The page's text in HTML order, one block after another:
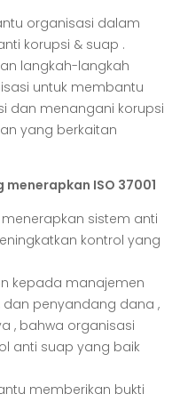
organisasi dalam
korupsi & suap .
langkah-langkah
untuk membantu
dan menangani korupsi
yang berkaitan
ISO 37001
sistem anti
kontrol yang
kepada manajemen
dan penyandang dana ,
, bahwa organisasi
anti suap yang baik
memberikan bukti